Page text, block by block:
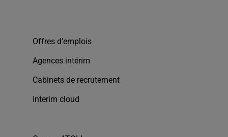
Offres d’emplois
Agences intérim
Cabinets de recrutement
Interim cloud